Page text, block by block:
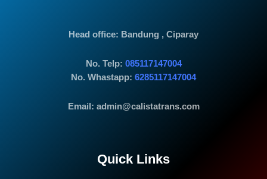
Head office: Bandung , Ciparay
No. Telp: 085117147004
No. Whastapp: 6285117147004
Email: admin@calistatrans.com
Quick Links